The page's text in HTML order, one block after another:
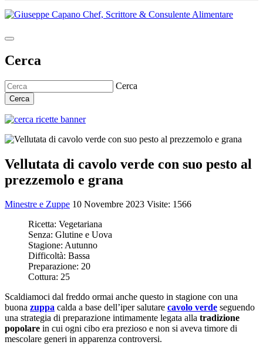
Cerca
Cerca
Cerca
Vellutata di cavolo verde con suo pesto al
prezzemolo e grana
Minestre e Zuppe 10 Novembre 2023 Visite: 1566
Ricetta: Vegetariana
Senza: Glutine e Uova
Stagione: Autunno
Difficoltà: Bassa
Preparazione: 20
Cottura: 25
Scaldiamoci dal freddo ormai anche questo in stagione con una
buona zuppa calda a base dell’iper salutare cavolo verde seguendo
una strategia di preparazione intimamente legata alla tradizione
popolare in cui ogni cibo era prezioso e non si aveva timore di
mescolare generi in apparenza controversi.